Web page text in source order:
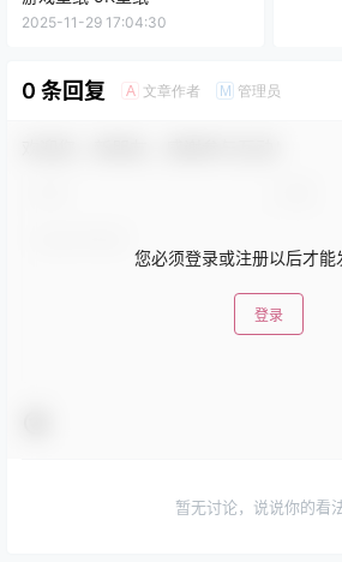
2025-11-29 17:04:30
0 条回复 A 文章作者 M 管理员
您必须登录或注册以后才能
登录
暂无讨论，说说你的看